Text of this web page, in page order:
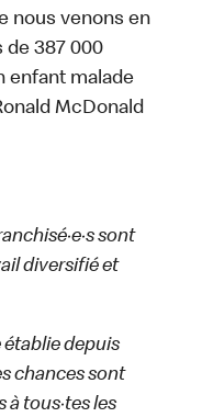
nous venons en
de 387 000
enfant malade
McDonald
sont
diversifié et
depuis
chances sont
à tous·tes les